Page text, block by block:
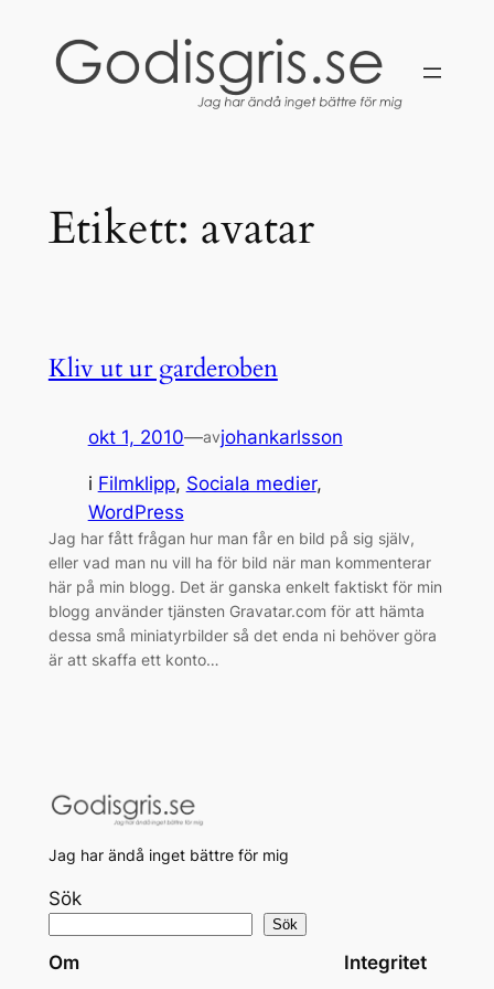
innehåll
Etikett: avatar
Kliv ut ur garderoben
okt 1, 2010—avjohankarlsson
i Filmklipp, Sociala medier
WordPress
Jag har fått frågan hur man får en bild på sig själv,
eller vad man nu vill ha för bild när man kommenterar
här på min blogg. Det är ganska enkelt faktiskt för min
blogg använder tjänsten Gravatar.com för att hämta
dessa små miniatyrbilder så det enda ni behöver göra
är att skaffa ett konto…
Jag har ändå inget bättre för mig
Sök
Sök
Om Integritet